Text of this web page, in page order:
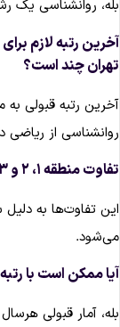
روانشناسی یک
رتبه لازم
چند است؟
رتبه قبولی به
از ریاضی
منطقه ۱، ۲ و ۳ در قبولی چیست؟
تفاوت‌ها به
ممکن است با
آمار قبولی